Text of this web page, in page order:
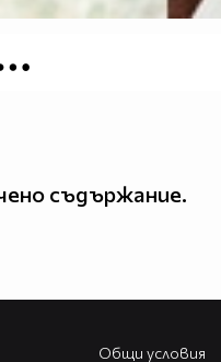
съдържание.
Общи условия